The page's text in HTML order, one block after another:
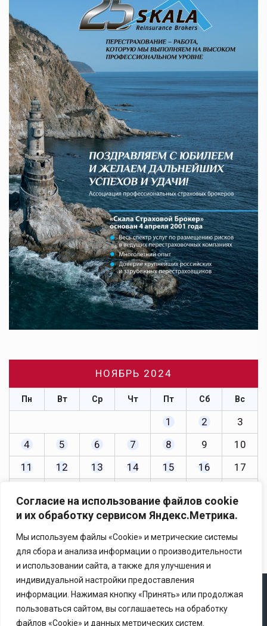
Согласие на использование файлов cookie
и их обработку сервисом Яндекс.Метрика.
Мы используем файлы «Cookie» и метрические системы
для сбора и анализа информации о производительности
и использовании сайта, а также для улучшения и
индивидуальной настройки предоставления
информации. Нажимая кнопку «Принять» или продолжая
пользоваться сайтом, вы соглашаетесь на обработку
файлов «Cookie» и данных метрических систем.
НОЯБРЬ 2024
Пн Вт Ср Чт Пт Сб Вс
1 2
3
4
5 6 7 8 9
10
11
12 13 14 15 16
17
25
26 27 28 29
30
« Окт Дек »
Copyright © 2025 Ассоциация «Некоммерческого
партнерство содействия развитию страхового рынка